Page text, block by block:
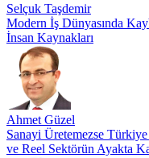
Selçuk Taşdemir
Modern İş Dünyasında
İnsan Kaynakları
Ahmet Güzel
Sanayi Üretemezse
ve Reel Sektörün Ayakta